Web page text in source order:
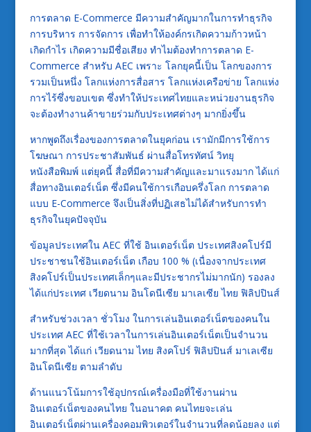
การตลาด E-Commerce มีความสำคัญมากในการทำธุรกิจ
การบริหาร การจัดการ เพื่อทำให้องค์กรเกิดความก้าวหน้า
เกิดกำไร เกิดความมีชื่อเสียง ทำไมต้องทำการตลาด E-
Commerce สำหรับ AEC เพราะ โลกยุคนี้เป็น โลกของการ
รวมเป็นหนึ่ง โลกแห่งการสื่อสาร โลกแห่งเครือข่าย โลกแห่ง
การไร้ซึ่งขอบเขต ซึ่งทำให้ประเทศไทยและหน่วยงานธุรกิจ
จะต้องทำงานค้าขายร่วมกับประเทศต่างๆ มากยิ่งขึ้น
หากพูดถึงเรื่องของการตลาดในยุคก่อน เรามักมีการใช้การ
โฆษณา การประชาสัมพันธ์ ผ่านสื่อโทรทัศน์ วิทยุ
หนังสือพิมพ์ แต่ยุคนี้ สื่อที่มีความสำคัญและมาแรงมาก ได้แก่
สื่อทางอินเตอร์เน็ต ซึ่งมีคนใช้การเกือบครึ่งโลก การตลาด
แบบ E-Commerce จึงเป็นสิ่งที่ปฏิเสธไม่ได้สำหรับการทำ
ธุรกิจในยุคปัจจุบัน
ข้อมูลประเทศใน AEC ที่ใช้ อินเตอร์เน็ต ประเทศสิงคโปร์มี
ประชาชนใช้อินเตอร์เน็ต เกือบ 100 % (เนื่องจากประเทศ
สิงคโปร์เป็นประเทศเล็กๆและมีประชากรไม่มากนัก) รองลง
ได้แก่ประเทศ เวียดนาม อินโดนีเซีย มาเลเซีย ไทย ฟิลิปปินส์
สำหรับช่วงเวลา ชั่วโมง ในการเล่นอินเตอร์เน็ตของคนใน
ประเทศ AEC ที่ใช้เวลาในการเล่นอินเตอร์เน็ตเป็นจำนวน
มากที่สุด ได้แก่ เวียดนาม ไทย สิงคโปร์ ฟิลิปปินส์ มาเลเซีย
อินโดนีเซีย ตามลำดับ
ด้านแนวโน้มการใช้อุปกรณ์เครื่องมือที่ใช้งานผ่าน
อินเตอร์เน็ตของคนไทย ในอนาคต คนไทยจะเล่น
อินเตอร์เน็ตผ่านเครื่องคอมพิวเตอร์ในจำนวนที่ลดน้อยลง แต่